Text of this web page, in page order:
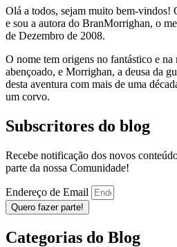
Olá a todos, sejam muito bem-vindos!
e sou a autora do BranMorrighan, o
de Dezembro de 2008.
O nome tem origens no fantástico e
abençoado, e Morrighan, a deusa da
desta aventura com mais de uma
um corvo.
Subscritores do blog
Recebe notificação dos novos
parte da nossa Comunidade!
Endereço de Email
Quero fazer parte!
Categorias do Blog